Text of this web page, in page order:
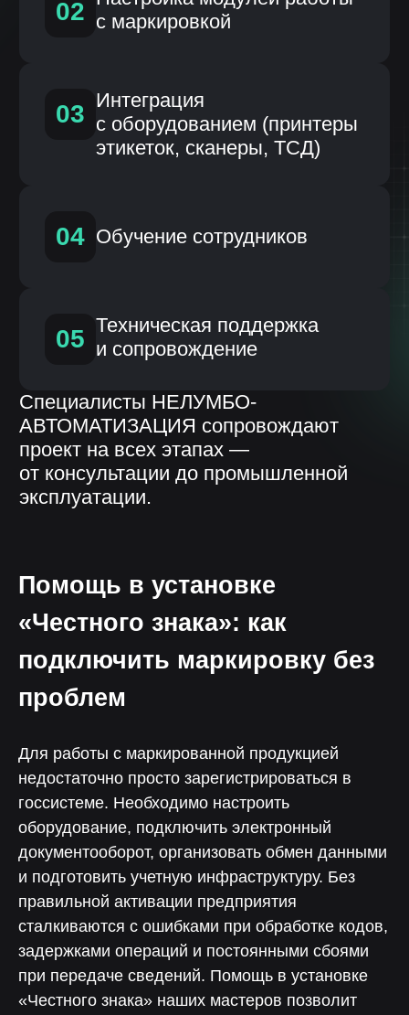
Помощь в установке
«Честного знака»: как
подключить маркировку без
проблем
Для работы с маркированной продукцией
недостаточно просто зарегистрироваться в
госсистеме. Необходимо настроить
оборудование, подключить электронный
документооборот, организовать обмен данными
и подготовить учетную инфраструктуру. Без
правильной активации предприятия
сталкиваются с ошибками при обработке кодов,
задержками операций и постоянными сбоями
при передаче сведений. Помощь в установке
«Честного знака» наших мастеров позволит